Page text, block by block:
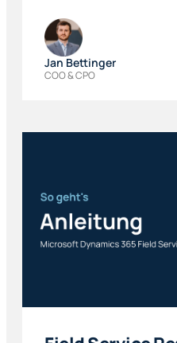
Jan Bettinger
COO & CPO